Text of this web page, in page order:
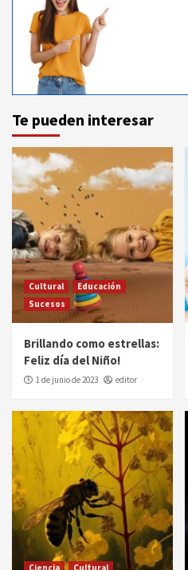
Te pueden interesar
Cultural
Educación
Sucesos
Brillando como estrellas:
Feliz día del Niño!
1 de junio de 2023 editor
Ciencia Cultural